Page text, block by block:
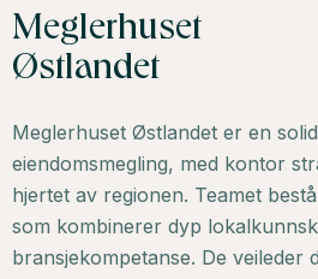
Meglerhuset
Østlandet
Meglerhuset Østlandet er en
eiendomsmegling, med kontor
hjertet av regionen. Teamet
som kombinerer dyp
bransjekompetanse. De veileder